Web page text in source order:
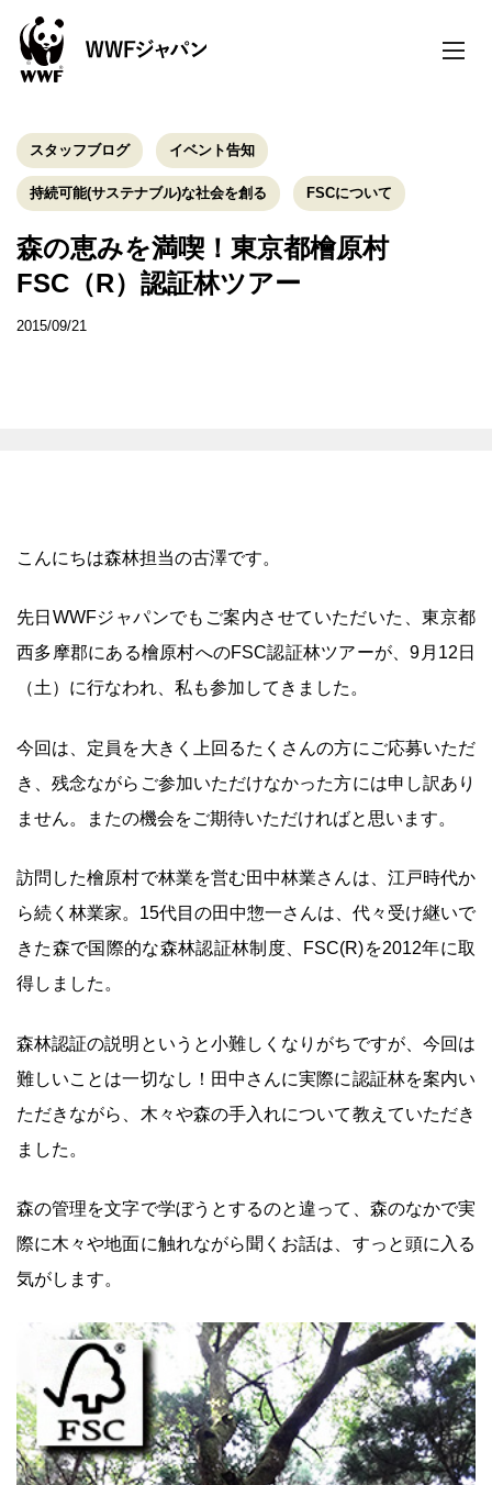
toggle
スタッフブログ イベント告知
持続可能(サステナブル)な社会を創る FSCについて
森の恵みを満喫！東京都檜原村
FSC（R）認証林ツアー
2015/09/21
こんにちは森林担当の古澤です。
先日WWFジャパンでもご案内させていただいた、東京都
西多摩郡にある檜原村へのFSC認証林ツアーが、9月12日
（土）に行なわれ、私も参加してきました。
今回は、定員を大きく上回るたくさんの方にご応募いただ
き、残念ながらご参加いただけなかった方には申し訳あり
ません。またの機会をご期待いただければと思います。
訪問した檜原村で林業を営む田中林業さんは、江戸時代か
ら続く林業家。15代目の田中惣一さんは、代々受け継いで
きた森で国際的な森林認証林制度、FSC(R)を2012年に取
得しました。
森林認証の説明というと小難しくなりがちですが、今回は
難しいことは一切なし！田中さんに実際に認証林を案内い
ただきながら、木々や森の手入れについて教えていただき
ました。
森の管理を文字で学ぼうとするのと違って、森のなかで実
際に木々や地面に触れながら聞くお話は、すっと頭に入る
気がします。